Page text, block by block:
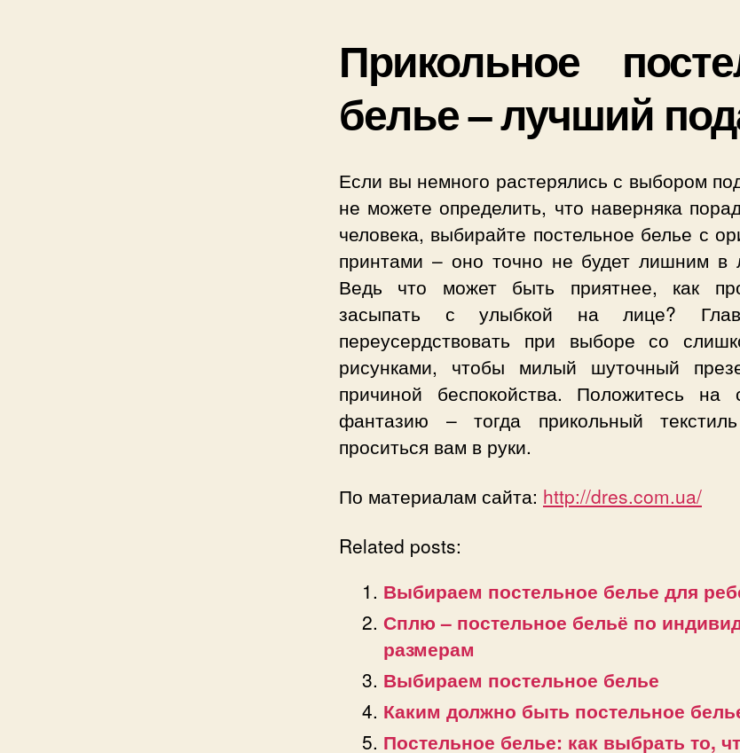
Прикольное
белье – лучший
Если вы немного растерялись с выбором
не можете определить, что наверняка
человека, выбирайте постельное белье с
принтами – оно точно не будет лишним в
Ведь что может быть приятнее, как
засыпать с улыбкой на лице?
переусердствовать при выборе со
рисунками, чтобы милый шуточный
причиной беспокойства. Положитесь на
фантазию – тогда прикольный
проситься вам в руки.
По материалам сайта: http://dres.com.ua/
Related posts:
Выбираем постельное белье для
Сплю – постельное бельё по
размерам
Выбираем постельное белье
Каким должно быть постельное
Постельное белье: как выбрать то,